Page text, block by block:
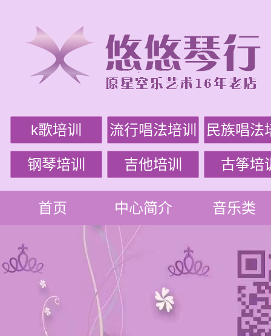
k歌培训 流行唱法培训 民族唱法
钢琴培训 吉他培训 古筝培
首页 中心简介 音乐类